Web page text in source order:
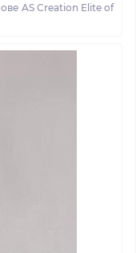
AS Creation Elite of